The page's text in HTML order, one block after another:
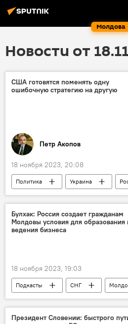
Молдова
Новости от
США готовятся поменять одну
ошибочную стратегию на другую
Петр Акопов
18 ноября 2023, 20:08
Политика Украина
колумнистика
Булхак: Россия создает гражданам
Молдовы условия для образования
ведения бизнеса
18 ноября 2023, 19:03
Подкасты СНГ
Россия
Президент Словении: быстрого